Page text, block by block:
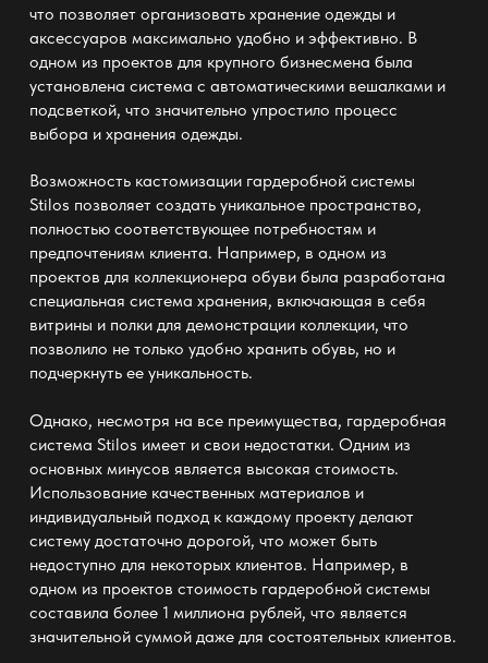
что позволяет организовать хранение одежды и
аксессуаров максимально удобно и эффективно. В
одном из проектов для крупного бизнесмена была
установлена система с автоматическими вешалками и
подсветкой, что значительно упростило процесс
выбора и хранения одежды.
Возможность кастомизации гардеробной системы
Stilos позволяет создать уникальное пространство,
полностью соответствующее потребностям и
предпочтениям клиента. Например, в одном из
проектов для коллекционера обуви была разработана
специальная система хранения, включающая в себя
витрины и полки для демонстрации коллекции, что
позволило не только удобно хранить обувь, но и
подчеркнуть ее уникальность.
Однако, несмотря на все преимущества, гардеробная
система Stilos имеет и свои недостатки. Одним из
основных минусов является высокая стоимость.
Использование качественных материалов и
индивидуальный подход к каждому проекту делают
систему достаточно дорогой, что может быть
недоступно для некоторых клиентов. Например, в
одном из проектов стоимость гардеробной системы
составила более 1 миллиона рублей, что является
значительной суммой даже для состоятельных клиентов.